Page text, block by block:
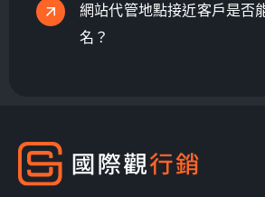
網站代管地點接近客戶是否
名？